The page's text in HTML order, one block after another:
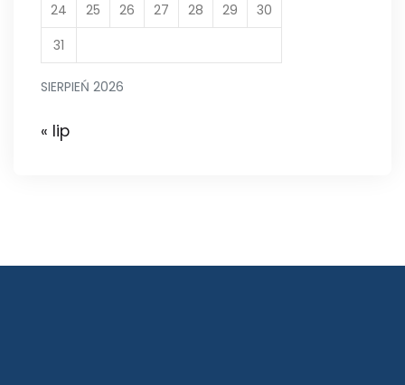
SIERPIEŃ 2026
24
25 26 27 28 29
30
31
« lip